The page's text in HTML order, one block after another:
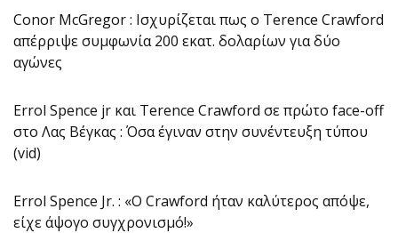
Conor McGregor : Ισχυρίζεται πως ο Terence Crawford
απέρριψε συμφωνία 200 εκατ. δολαρίων για δύο
αγώνες
Errol Spence jr και Terence Crawford σε πρώτο face-off
στο Λας Βέγκας : Όσα έγιναν στην συνέντευξη τύπου
(vid)
Errol Spence Jr. : «Ο Crawford ήταν καλύτερος απόψε,
είχε άψογο συγχρονισμό!»